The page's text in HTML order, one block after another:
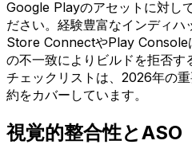
Google Playのアセットに対し
ださい。経験豊富なインディ
Store ConnectやPlay Console
の不一致によりビルドを拒否
チェックリストは、2026年の
約をカバーしています。
視覚的整合性とASO